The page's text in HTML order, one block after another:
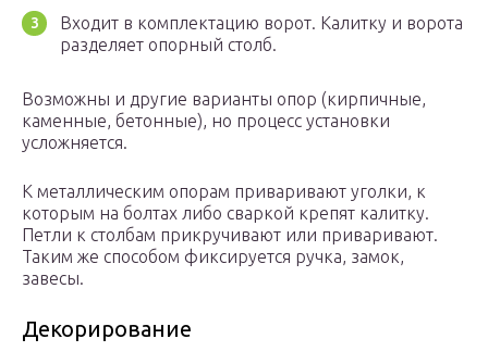
Входит в комплектацию ворот. Калитку и ворота
разделяет опорный столб.
Возможны и другие варианты опор (кирпичные,
каменные, бетонные), но процесс установки
усложняется.
К металлическим опорам приваривают уголки, к
которым на болтах либо сваркой крепят калитку.
Петли к столбам прикручивают или приваривают.
Таким же способом фиксируется ручка, замок,
завесы.
Декорирование